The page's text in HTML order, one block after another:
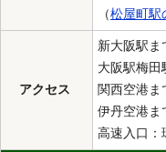
（松屋町駅
アクセス
新大阪駅ま
大阪駅梅田
関西空港ま
伊丹空港ま
高速入口：